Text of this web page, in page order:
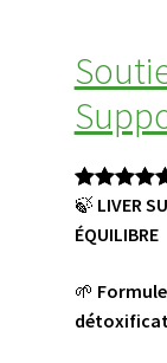
Noté5.00
sur 5
3
notations
client
P
r
x
d
🍃 LIVER
ÉQUILIBRE
🌱